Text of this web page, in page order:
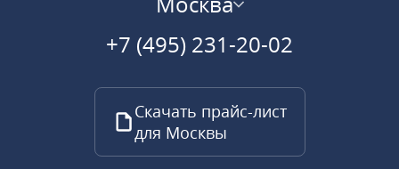
+7 (495) 231-20-02
Скачать прайс-лист
для Москвы